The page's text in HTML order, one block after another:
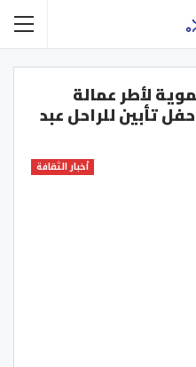
لأطر عمالة
تأبين للراحل عبد
أخبار الثقافة